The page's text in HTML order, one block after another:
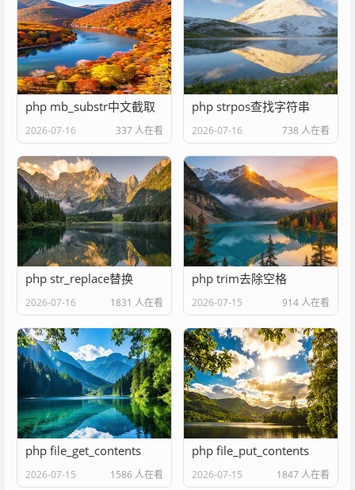
php mb_substr中文截取
2026-07-16 337 人在看
php strpos查找字符串
2026-07-16 738 人在看
php str_replace替换
2026-07-16 1831 人在看
php trim去除空格
2026-07-15 914 人在看
php file_get_contents
2026-07-15 1586 人在看
php file_put_contents
2026-07-15 1847 人在看